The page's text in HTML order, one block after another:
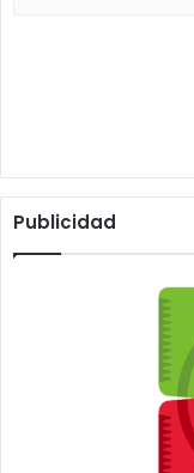
Publicidad